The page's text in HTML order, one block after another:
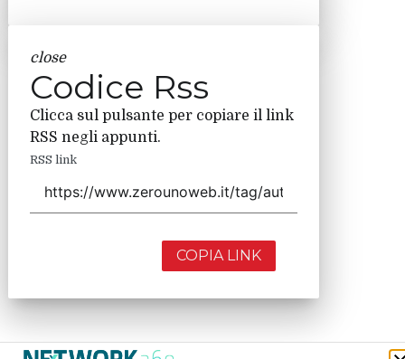
close
Codice Rss
Clicca sul pulsante per copiare il link
RSS negli appunti.
RSS link
COPIA LINK